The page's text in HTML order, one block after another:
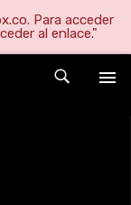
Para acceder
al enlace."